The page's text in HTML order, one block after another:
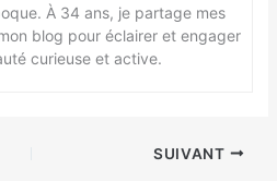
À 34 ans, je partage mes
blog pour éclairer et engager
curieuse et active.
SUIVANT